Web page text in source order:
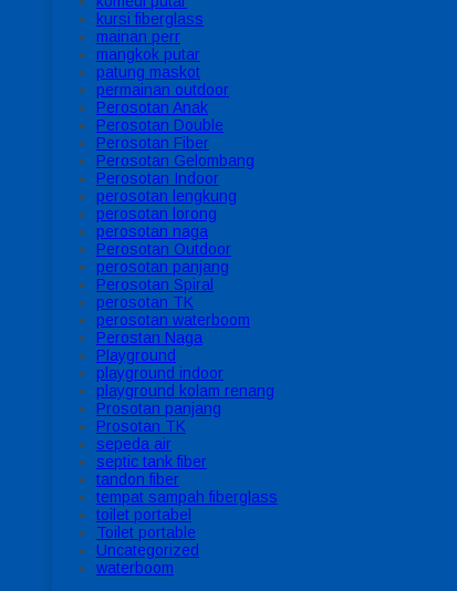
kursi fiberglass
mainan perr
mangkok putar
patung maskot
permainan outdoor
Perosotan Anak
Perosotan Double
Perosotan Fiber
Perosotan Gelombang
Perosotan Indoor
perosotan lengkung
perosotan lorong
perosotan naga
Perosotan Outdoor
perosotan panjang
Perosotan Spiral
perosotan TK
perosotan waterboom
Perostan Naga
Playground
playground indoor
playground kolam renang
Prosotan panjang
Prosotan TK
sepeda air
septic tank fiber
tandon fiber
tempat sampah fiberglass
toilet portabel
Toilet portable
Uncategorized
waterboom